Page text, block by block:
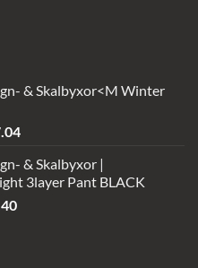
& Skalbyxor<M Winter
Det
priset
är:
& Skalbyxor |
3layer Pant BLACK
Det